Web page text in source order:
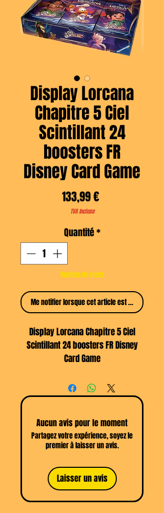
Display Lorcana
Chapitre 5 Ciel
Scintillant 24
boosters FR
Disney Card Game
133,99 €Prix
TVA Incluse
Quantité*
Rupture de stock
Me notifier lorsque cet article est disponible
Display Lorcana Chapitre 5 Ciel
Scintillant 24 boosters FR Disney
Card Game
Plongez dans l'univers de Disney
boosters scellés deCiel Scintillant
Avec un total de 288 cartes, vous
aurez l'opportunité de
personnaliser votre deck actuel ou
d'en construire de nouveaux.
Échangez avec vos amis pour
multiplier vos options
Aucun avis pour le moment
Partagez votre expérience, soyez le
premier à laisser un avis.
Laisser un avis